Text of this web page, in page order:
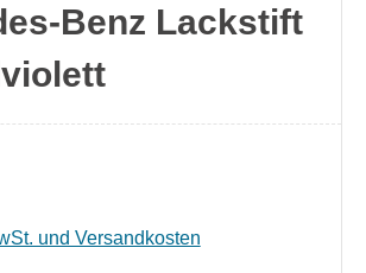
Benz Lackstift
und Versandkosten